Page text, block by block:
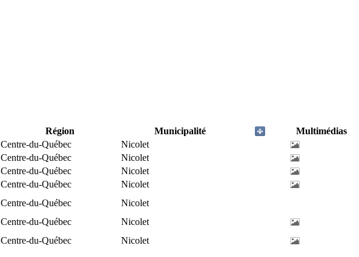
Région Municipalité
Multimédias
Centre-du-Québec
Nicolet
Centre-du-Québec
Nicolet
Centre-du-Québec
Nicolet
Centre-du-Québec
Nicolet
Centre-du-Québec
Nicolet
Centre-du-Québec
Nicolet
Centre-du-Québec
Nicolet